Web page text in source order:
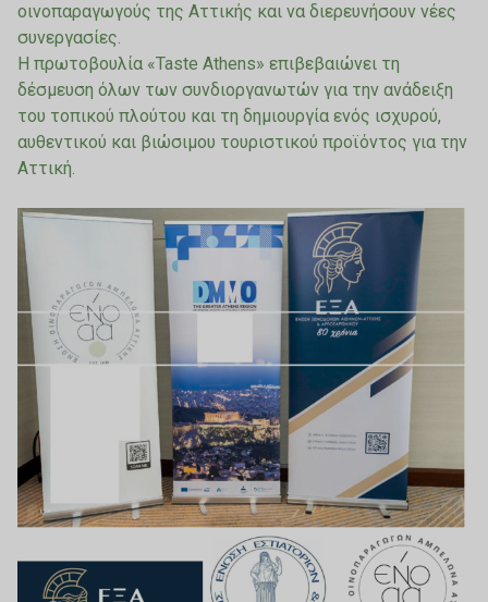
οινοπαραγωγούς της Αττικής και να διερευνήσουν νέες
συνεργασίες.
Η πρωτοβουλία «Taste Athens» επιβεβαιώνει τη
δέσμευση όλων των συνδιοργανωτών για την ανάδειξη
του τοπικού πλούτου και τη δημιουργία ενός ισχυρού,
αυθεντικού και βιώσιμου τουριστικού προϊόντος για την
Αττική.